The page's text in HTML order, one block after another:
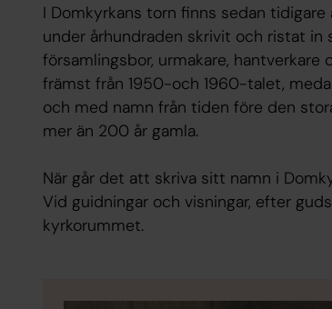
I Domkyrkans torn finns sedan
under århundraden skrivit och ristat in
församlingsbor, urmakare,
främst från 1950-och 1960-talet,
och med namn från tiden före den
mer än 200 år gamla.
När går det att skriva sitt namn i
Vid guidningar och visningar, efter
kyrkorummet.